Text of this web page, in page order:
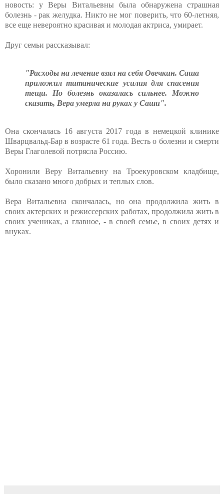
новость: у Веры Витальевны была обнаружена страшная
болезнь - рак желудка. Никто не мог поверить, что 60-летняя,
все еще невероятно красивая и молодая актриса, умирает.
Друг семьи рассказывал:
"Расходы на лечение взял на себя Овечкин. Саша
приложил титанические усилия для спасения
тещи. Но болезнь оказалась сильнее. Можно
сказать, Вера умерла на руках у Саши".
Она скончалась 16 августа 2017 года в немецкой клинике
Шварцвальд-Бар в возрасте 61 года. Весть о болезни и смерти
Веры Глаголевой потрясла Россию.
Хоронили Веру Витальевну на Троекуровском кладбище,
было сказано много добрых и теплых слов.
Вера Витальевна скончалась, но она продолжила жить в
своих актерских и режиссерских работах, продолжила жить в
своих учениках, а главное, - в своей семье, в своих детях и
внуках.